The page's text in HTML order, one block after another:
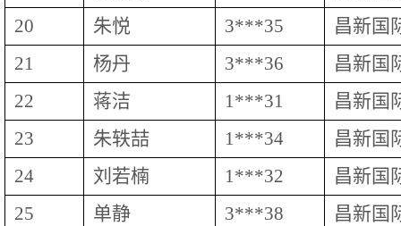
20
朱悦 3***35
昌新国
21
杨丹 3***36
昌新国
22
蒋洁 1***31
昌新国
23
朱轶喆 1***34
昌新国
24
刘若楠 1***32
昌新国
25
单静 3***38
昌新国